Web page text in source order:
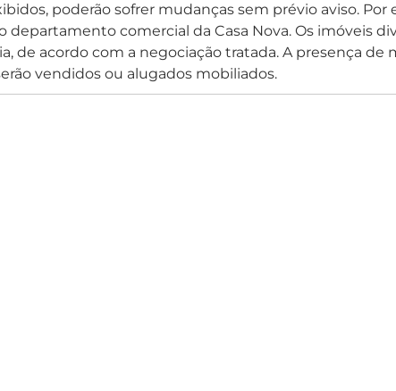
poderão sofrer mudanças sem prévio aviso.
comercial da Casa Nova. Os imóveis
de acordo com a negociação tratada. A presença de
vendidos ou alugados mobiliados.